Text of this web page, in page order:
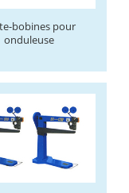
bobines pour
onduleuse